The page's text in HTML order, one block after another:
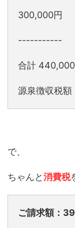
300,000円
-----------
合計 440,000
源泉徴収税
で、
ちゃんと消費税
ご請求額：